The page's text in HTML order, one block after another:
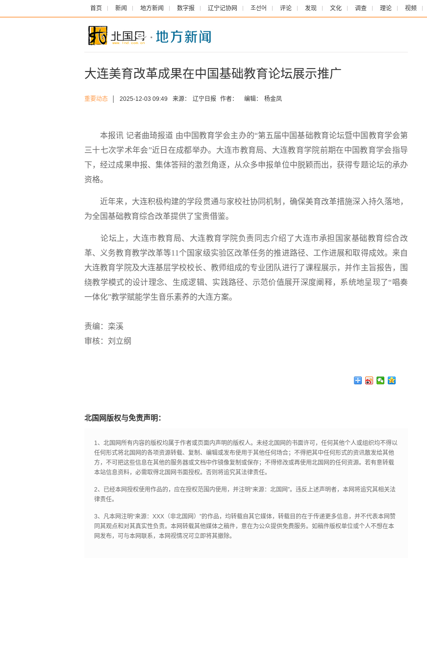
首页 新闻 地方新闻 数字报 辽宁记协网 조선어 评论 发现 文化 调查 理论 视频
大连美育改革成果在中国基础教育论坛展示推广
重要动态 2025-12-03 09:49 来源： 辽宁日报 作者： 编辑： 杨金凤
本报讯 记者曲琦报道 由中国教育学会主办的“第五届中国基础教育论坛暨中国教育学会第
三十七次学术年会”近日在成都举办。大连市教育局、大连教育学院前期在中国教育学会指导
下，经过成果申报、集体答辩的激烈角逐，从众多申报单位中脱颖而出，获得专题论坛的承办
资格。
近年来，大连积极构建的学段贯通与家校社协同机制，确保美育改革措施深入持久落地，
为全国基础教育综合改革提供了宝贵借鉴。
论坛上，大连市教育局、大连教育学院负责同志介绍了大连市承担国家基础教育综合改
革、义务教育教学改革等11个国家级实验区改革任务的推进路径、工作进展和取得成效。来自
大连教育学院及大连基层学校校长、教师组成的专业团队进行了课程展示，并作主旨报告，围
绕教学模式的设计理念、生成逻辑、实践路径、示范价值展开深度阐释，系统地呈现了“唱奏
一体化”教学赋能学生音乐素养的大连方案。
责编：栾溪
审核：刘立纲
北国网版权与免责声明：
1、北国网所有内容的版权均属于作者或页面内声明的版权人。未经北国网的书面许可，任何其他个人或组织均不得以
任何形式将北国网的各项资源转载、复制、编辑或发布使用于其他任何场合；不得把其中任何形式的资讯散发给其他
方，不可把这些信息在其他的服务器或文档中作镜像复制或保存；不得修改或再使用北国网的任何资源。若有意转载
本站信息资料，必需取得北国网书面授权。否则将追究其法律责任。
2、已经本网授权使用作品的，应在授权范围内使用，并注明“来源：北国网”。违反上述声明者，本网将追究其相关法
律责任。
3、凡本网注明“来源：XXX（非北国网）”的作品，均转载自其它媒体，转载目的在于传递更多信息，并不代表本网赞
同其观点和对其真实性负责。本网转载其他媒体之稿件，意在为公众提供免费服务。如稿件版权单位或个人不想在本
网发布，可与本网联系，本网视情况可立即将其撤除。